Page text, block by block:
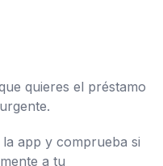
quieres el préstamo
app y comprueba si
a tu